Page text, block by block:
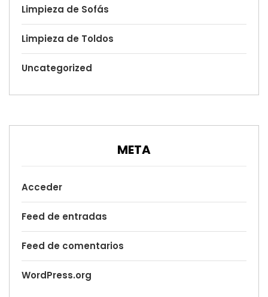
Limpieza de Sofás
Limpieza de Toldos
Uncategorized
META
Acceder
Feed de entradas
Feed de comentarios
WordPress.org